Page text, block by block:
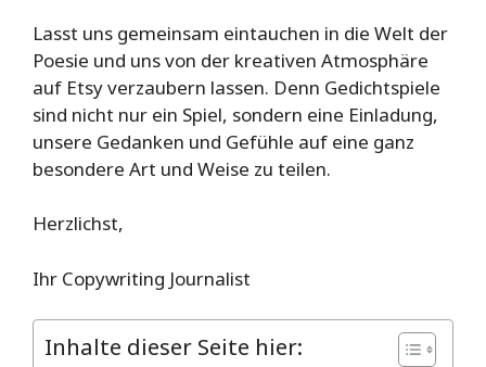
Lasst uns gemeinsam eintauchen in die Welt der
Poesie und uns von der kreativen Atmosphäre
auf Etsy verzaubern lassen. Denn Gedichtspiele
sind nicht nur ein Spiel, sondern eine Einladung,
unsere Gedanken und Gefühle auf eine ganz
besondere Art und Weise zu teilen.
Herzlichst,
Ihr Copywriting Journalist
Inhalte dieser Seite hier: